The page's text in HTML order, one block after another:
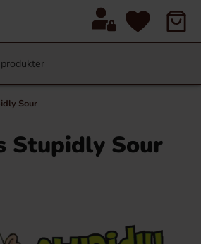
Sour
Stupidly Sour